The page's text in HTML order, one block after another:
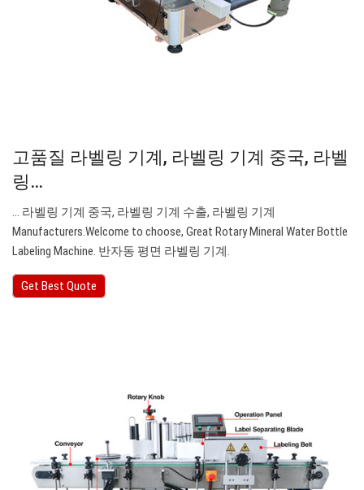
고품질 라벨링 기계, 라벨링 기계 중국, 라벨
링…
… 라벨링 기계 중국, 라벨링 기계 수출, 라벨링 기계
Manufacturers.Welcome to choose, Great Rotary Mineral Water Bottle
Labeling Machine. 반자동 평면 라벨링 기계.
Get Best Quote